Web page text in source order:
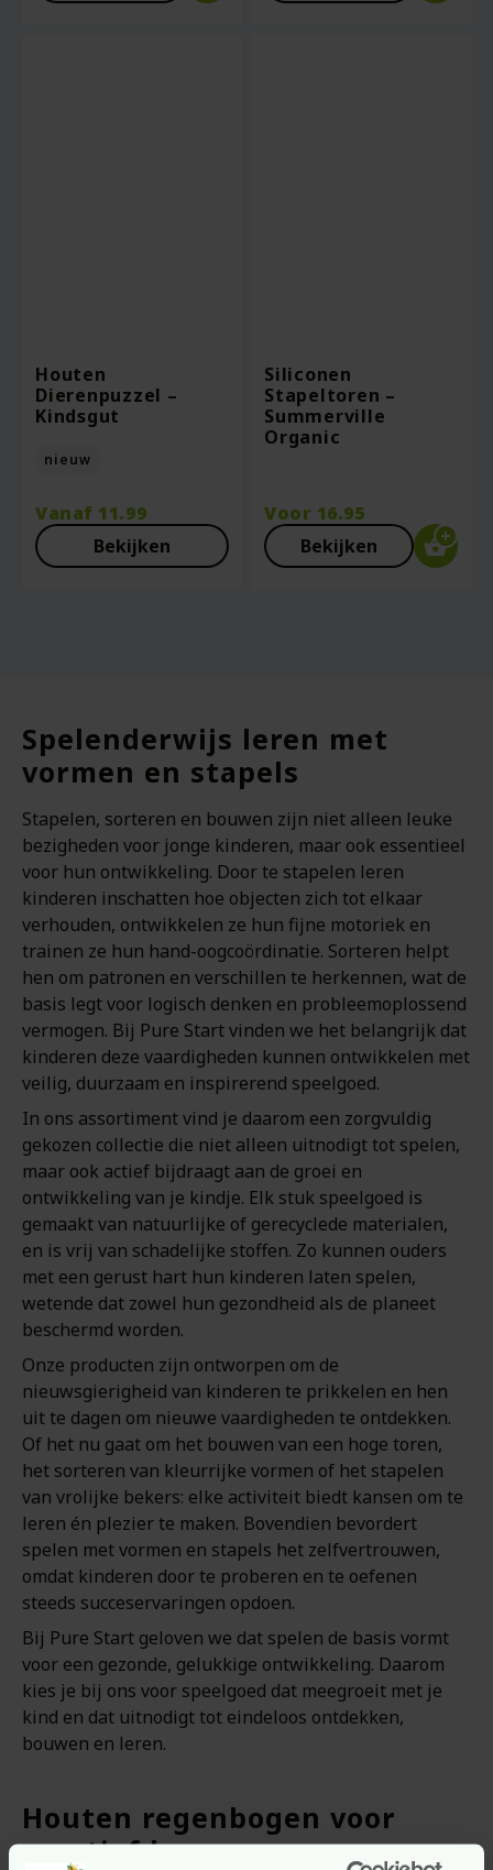
Houten
Dierenpuzzel –
Kindsgut
nieuw
Vanaf 11.99
Bekijken
Siliconen
Stapeltoren –
Summerville
Organic
Voor 16.95
Bekijken
Spelenderwijs leren met
vormen en stapels
Stapelen, sorteren en bouwen zijn niet alleen leuke
bezigheden voor jonge kinderen, maar ook essentieel
voor hun ontwikkeling. Door te stapelen leren
kinderen inschatten hoe objecten zich tot elkaar
verhouden, ontwikkelen ze hun fijne motoriek en
trainen ze hun hand-oogcoördinatie. Sorteren helpt
hen om patronen en verschillen te herkennen, wat de
basis legt voor logisch denken en probleemoplossend
vermogen. Bij Pure Start vinden we het belangrijk dat
kinderen deze vaardigheden kunnen ontwikkelen met
veilig, duurzaam en inspirerend speelgoed.
In ons assortiment vind je daarom een zorgvuldig
gekozen collectie die niet alleen uitnodigt tot spelen,
maar ook actief bijdraagt aan de groei en
ontwikkeling van je kindje. Elk stuk speelgoed is
gemaakt van natuurlijke of gerecyclede materialen,
en is vrij van schadelijke stoffen. Zo kunnen ouders
met een gerust hart hun kinderen laten spelen,
wetende dat zowel hun gezondheid als de planeet
beschermd worden.
Onze producten zijn ontworpen om de
nieuwsgierigheid van kinderen te prikkelen en hen
uit te dagen om nieuwe vaardigheden te ontdekken.
Of het nu gaat om het bouwen van een hoge toren,
het sorteren van kleurrijke vormen of het stapelen
van vrolijke bekers: elke activiteit biedt kansen om te
leren én plezier te maken. Bovendien bevordert
spelen met vormen en stapels het zelfvertrouwen,
omdat kinderen door te proberen en te oefenen
steeds succeservaringen opdoen.
Bij Pure Start geloven we dat spelen de basis vormt
voor een gezonde, gelukkige ontwikkeling. Daarom
kies je bij ons voor speelgoed dat meegroeit met je
kind en dat uitnodigt tot eindeloos ontdekken,
bouwen en leren.
Houten regenbogen voor
creatief bouwen